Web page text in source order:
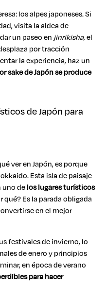
los alpes japoneses. Si
visita la aldea de
un paseo en jinrikisha, el
por tracción
la experiencia, haz un
sake de Japón se produce
de Japón para
ver en Japón, es porque
Esta isla de paisaje
uno delos lugares turísticos
qué? Es la parada obligada
en el mejor
festivales de invierno, lo
de enero y principios
en época de verano
para hacer